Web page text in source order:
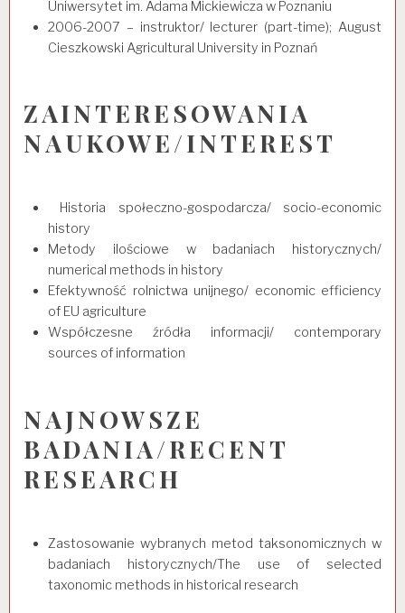
Uniwersytet im. Adama Mickiewicza w Poznaniu
2006-2007 – instruktor/ lecturer (part-time); August
Cieszkowski Agricultural University in Poznań
ZAINTERESOWANIA
NAUKOWE/INTEREST
Historia społeczno-gospodarcza/ socio-economic
history
Metody ilościowe w badaniach historycznych/
numerical methods in history
Efektywność rolnictwa unijnego/ economic efficiency
of EU agriculture
Współczesne źródła informacji/ contemporary
sources of information
NAJNOWSZE
BADANIA/RECENT
RESEARCH
Zastosowanie wybranych metod taksonomicznych w
badaniach historycznych/The use of selected
taxonomic methods in historical research